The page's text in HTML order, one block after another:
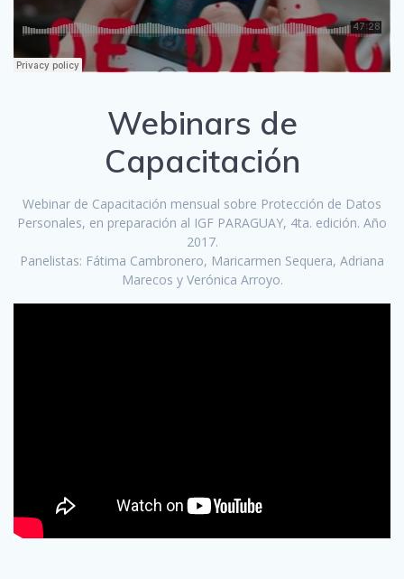
Webinars de
Capacitación
Webinar de Capacitación mensual sobre Protección de Datos
Personales, en preparación al IGF PARAGUAY, 4ta. edición. Año
2017.
Panelistas: Fátima Cambronero, Maricarmen Sequera, Adriana
Marecos y Verónica Arroyo.